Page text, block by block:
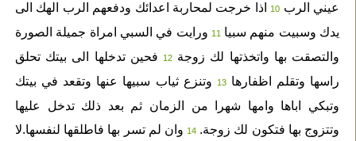
عيني الرب 10اذا خرجت لمحاربة اعدائك ودفعهم الرب الهك الى
يدك وسبيت منهم سبيا 11ورايت في السبي امراة جميلة الصورة
والتصقت بها واتخذتها لك زوجة 12فحين تدخلها الى بيتك تحلق
راسها وتقلم اظفارها 13وتنزع ثياب سبيها عنها وتقعد في بيتك
وتبكي اباها وامها شهرا من الزمان ثم بعد ذلك تدخل عليها
وتتزوج بها فتكون لك زوجة. 14وان لم تسر بها فاطلقها لنفسها.لا